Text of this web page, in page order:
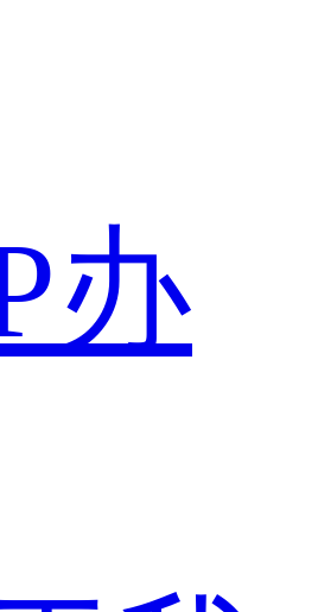
办